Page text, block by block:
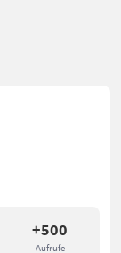
+500
Aufrufe